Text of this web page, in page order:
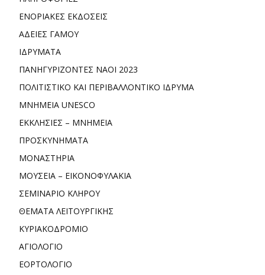
ΕΝΟΡΙΑΚΕΣ ΕΚΔΟΣΕΙΣ
ΑΔΕΙΕΣ ΓΑΜΟΥ
ΙΔΡΥΜΑΤΑ
ΠΑΝΗΓΥΡΙΖΟΝΤΕΣ ΝΑΟΙ 2023
ΠΟΛΙΤΙΣΤΙΚΟ ΚΑΙ ΠΕΡΙΒΑΛΛΟΝΤΙΚΟ ΙΔΡΥΜΑ
ΜΝΗΜΕΙΑ UNESCO
ΕΚΚΛΗΣΙΕΣ – ΜΝΗΜΕΙΑ
ΠΡΟΣΚΥΝΗΜΑΤΑ
ΜΟΝΑΣΤΗΡΙΑ
ΜΟΥΣΕΙΑ – ΕΙΚΟΝΟΦΥΛΑΚΙΑ
ΣΕΜΙΝΑΡΙΟ ΚΛΗΡΟΥ
ΘΕΜΑΤΑ ΛΕΙΤΟΥΡΓΙΚΗΣ
ΚΥΡΙΑΚΟΔΡΟΜΙΟ
ΑΓΙΟΛΟΓΙΟ
ΕΟΡΤΟΛΟΓΙΟ